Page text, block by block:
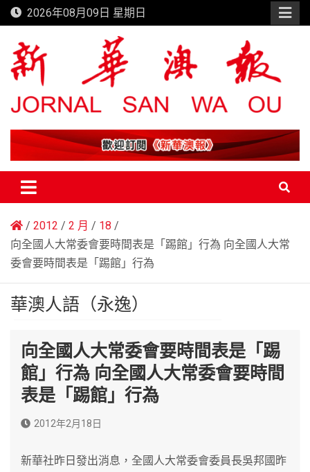
Skip
to
content
2026年08月09日 星期日
新華澳報
2012 2 月
18
向全國人大常委會要時間表是「踢館」行為 向全國人大常
委會要時間表是「踢館」行為
華澳人語（永逸）
向全國人大常委會要時間表是「踢
館」行為 向全國人大常委會要時間
表是「踢館」行為
2012年2月18日
新華社昨日發出消息，全國人大常委會委員長吳邦國昨